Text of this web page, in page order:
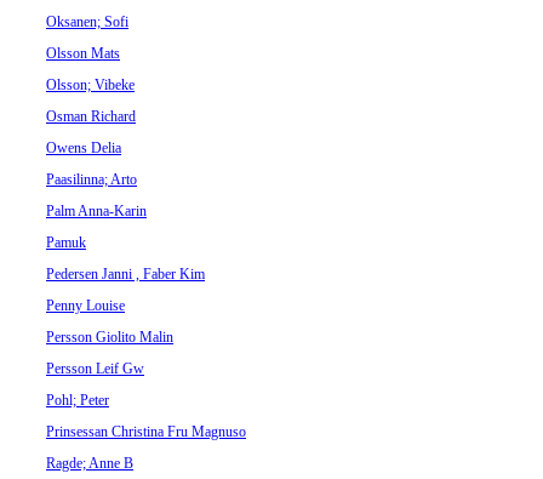
Oksanen; Sofi
Olsson Mats
Olsson; Vibeke
Osman Richard
Owens Delia
Paasilinna; Arto
Palm Anna-Karin
Pamuk
Pedersen Janni , Faber Kim
Penny Louise
Persson Giolito Malin
Persson Leif Gw
Pohl; Peter
Prinsessan Christina Fru Magnuso
Ragde; Anne B